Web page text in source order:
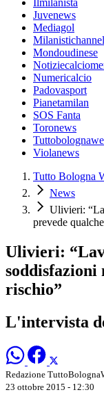
Ilmilanista
Juvenews
Mediagol
Milanistichannel
Mondoudinese
Numericalcio
Padovasport
Pianetamilan
SOS Fanta
Toronews
Violanews
Tutto Bologna
News
Ulivieri:
prevede
Ulivieri:
soddisfazioni
rischio”
L'intervista
Redazione
23 ottobre 2015 - 12:30